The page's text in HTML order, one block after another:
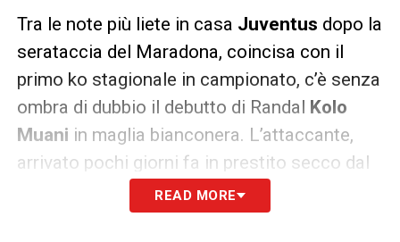
Tra le note più liete in casa Juventus dopo la
serataccia del Maradona, coincisa con il
primo ko stagionale in campionato, c’è senza
ombra di dubbio il debutto di Randal Kolo
Muani in maglia bianconera. L’attaccante,
arrivato pochi giorni fa in prestito secco dal
Paris Saint-Germain, si è subito ritagliato un
ruolo importante all’interno dello scacchiere
READ MORE